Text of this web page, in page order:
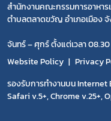
สำนักงานคณะกรรมการอาหา
ตำบลตลาดขวัญ อำเภอเมือง
จันทร์ – ศุกร์ ตั้งแต่เวลา 08.30
Website Policy
Privacy
รองรับการทำงานบน
Safari v.5+, Chrome v.25+,